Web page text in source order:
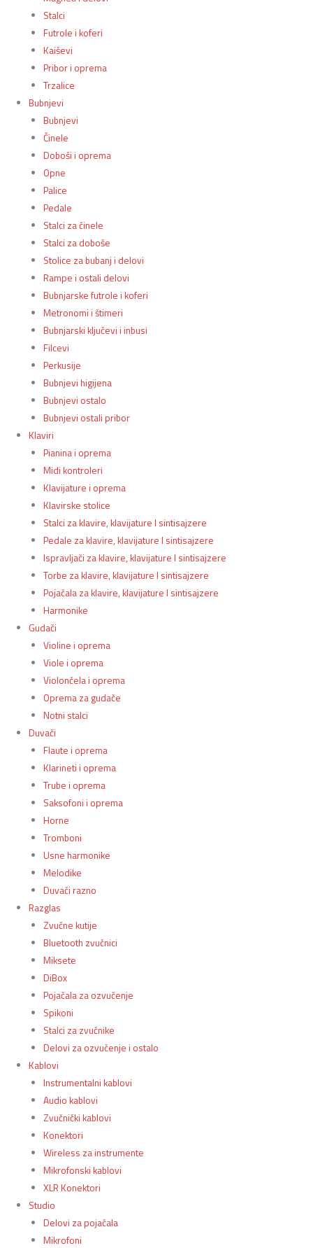
Stalci
Futrole i koferi
Kaiševi
Pribor i oprema
Trzalice
Bubnjevi
Bubnjevi
Činele
Doboši i oprema
Opne
Palice
Pedale
Stalci za činele
Stalci za doboše
Stolice za bubanj i delovi
Rampe i ostali delovi
Bubnjarske futrole i koferi
Metronomi i štimeri
Bubnjarski ključevi i inbusi
Filcevi
Perkusije
Bubnjevi higijena
Bubnjevi ostalo
Bubnjevi ostali pribor
Klaviri
Pianina i oprema
Midi kontroleri
Klavijature i oprema
Klavirske stolice
Stalci za klavire, klavijature I sintisajzere
Pedale za klavire, klavijature I sintisajzere
Ispravljači za klavire, klavijature I sintisajzere
Torbe za klavire, klavijature I sintisajzere
Pojačala za klavire, klavijature I sintisajzere
Harmonike
Gudači
Violine i oprema
Viole i oprema
Violončela i oprema
Oprema za gudače
Notni stalci
Duvači
Flaute i oprema
Klarineti i oprema
Trube i oprema
Saksofoni i oprema
Horne
Tromboni
Usne harmonike
Melodike
Duvači razno
Razglas
Zvučne kutije
Bluetooth zvučnici
Miksete
DiBox
Pojačala za ozvučenje
Spikoni
Stalci za zvučnike
Delovi za ozvučenje i ostalo
Kablovi
Instrumentalni kablovi
Audio kablovi
Zvučnički kablovi
Konektori
Wireless za instrumente
Mikrofonski kablovi
XLR Konektori
Studio
Delovi za pojačala
Mikrofoni